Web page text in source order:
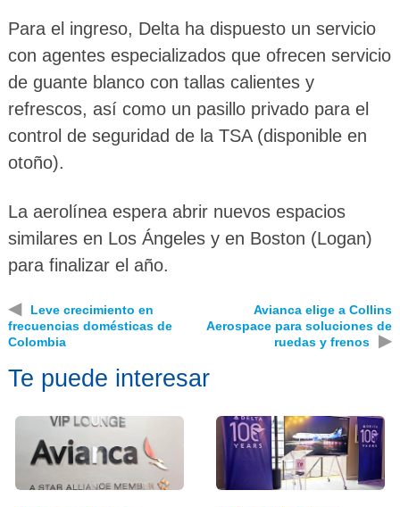
Para el ingreso, Delta ha dispuesto un servicio
con agentes especializados que ofrecen servicio
de guante blanco con tallas calientes y
refrescos, así como un pasillo privado para el
control de seguridad de la TSA (disponible en
otoño).
La aerolínea espera abrir nuevos espacios
similares en Los Ángeles y en Boston (Logan)
para finalizar el año.
◀
Leve crecimiento en
frecuencias domésticas de
Colombia
Avianca elige a Collins
Aerospace para soluciones de
ruedas y frenos
▶
Te puede interesar